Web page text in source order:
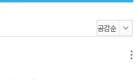
있다. 사람의 외적인 특성을 결